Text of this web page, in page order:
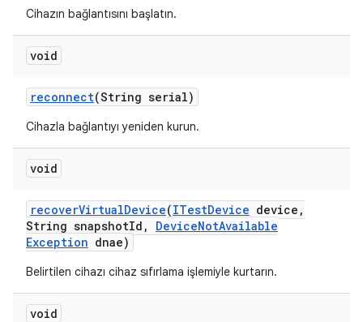
Cihazın bağlantısını başlatın.
void
reconnect(String serial)
Cihazla bağlantıyı yeniden kurun.
void
recoverVirtualDevice(ITestDevice device ,
String snapshotId , DeviceNotAvailable
Exception dnae)
Belirtilen cihazı cihaz sıfırlama işlemiyle kurtarın.
void